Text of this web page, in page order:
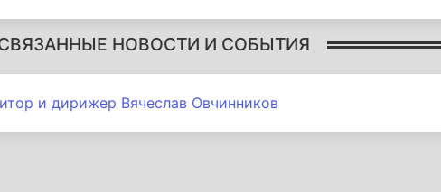
НОВОСТИ И СОБЫТИЯ
и дирижер Вячеслав Овчинников